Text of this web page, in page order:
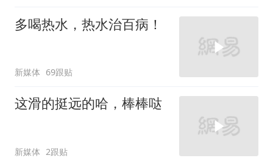
多喝热水，热水治百病！
新媒体 69跟贴
这滑的挺远的哈，棒棒哒
新媒体 2跟贴